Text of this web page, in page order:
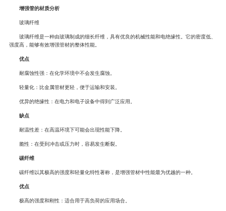
增强管的材质分析
玻璃纤维
玻璃纤维是一种由玻璃制成的细长纤维，具有优良的机械性能和电绝缘性。它的密度低、
强度高，能够有效增强管材的整体性能。
优点
耐腐蚀性强：在化学环境中不会发生腐蚀。
轻量化：比金属管材更轻，便于运输和安装。
优异的绝缘性：在电力和电子设备中得到广泛应用。
缺点
耐温性差：在高温环境下可能会出现性能下降。
脆性：在受到冲击或压力时，容易发生断裂。
碳纤维
碳纤维以其极高的强度和轻量化特性著称，是增强管材中性能最为优越的一种。
优点
极高的强度和刚性：适合用于高负荷的应用场合。